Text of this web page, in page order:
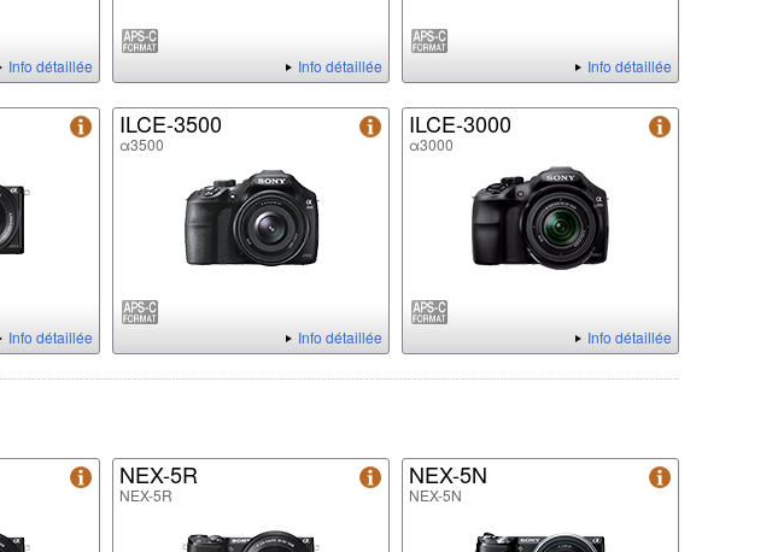
Info détaillée Info détaillée Info détaillée
Info détaillée
ILCE-3500
α3500
Info détaillée
ILCE-3000
α3000
Info détaillée
NEX-5R
NEX-5R
NEX-5N
NEX-5N